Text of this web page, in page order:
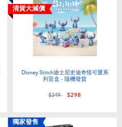
清貨大減價
Disney Stitch迪士尼史迪奇怪可愛系
列盲盒 - 隨機發貨
價格從
$349至$298
獨家發售